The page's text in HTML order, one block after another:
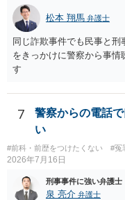
松本 翔馬 弁護士
同じ詐欺事件でも民事と
をきっかけに警察から事情
す
7
警察からの電話
い
#前科・前歴をつけたくない #冤
2026年7月16日
刑事事件に強い弁護士
泉 亮介 弁護士